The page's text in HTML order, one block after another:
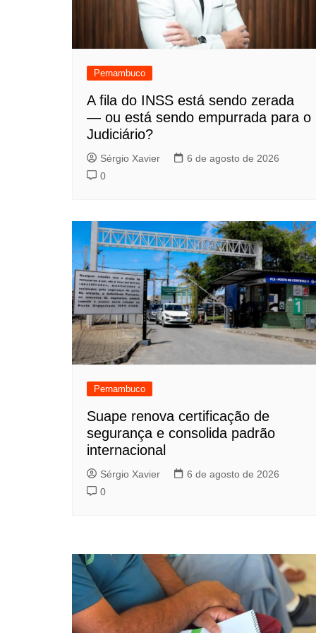
Pernambuco
A fila do INSS está sendo zerada
— ou está sendo empurrada para o
Judiciário?
Sérgio Xavier
6 de agosto de 2026
0
Pernambuco
Suape renova certificação de
segurança e consolida padrão
internacional
Sérgio Xavier
6 de agosto de 2026
0